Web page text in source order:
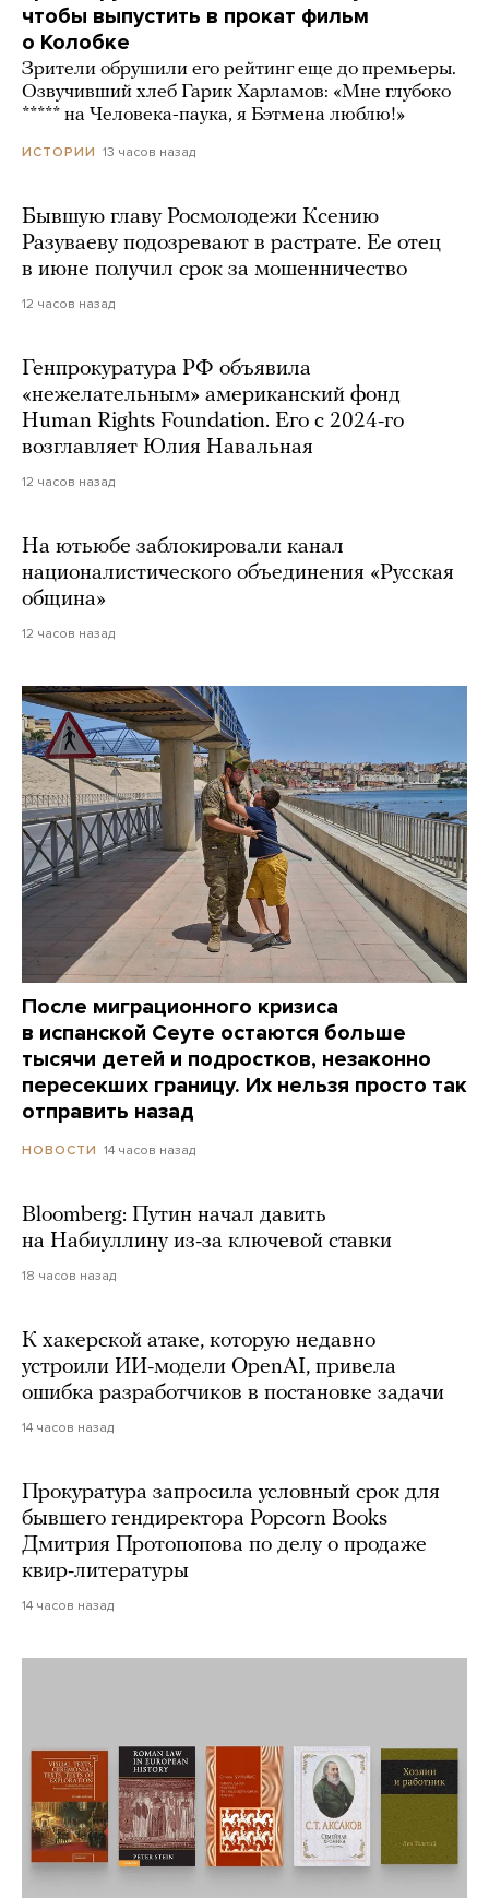
чтобы выпустить в прокат фильм
о Колобке
Зрители обрушили его рейтинг еще до премьеры.
Озвучивший хлеб Гарик Харламов: «Мне глубоко
***** на Человека-паука, я Бэтмена люблю!»
ИСТОРИИ 13 часов назад
Бывшую главу Росмолодежи Ксению
Разуваеву подозревают в растрате. Ее отец
в июне получил срок за мошенничество
12 часов назад
Генпрокуратура РФ объявила
«нежелательным» американский фонд
Human Rights Foundation. Его с 2024-го
возглавляет Юлия Навальная
12 часов назад
На ютьюбе заблокировали канал
националистического объединения «Русская
община»
12 часов назад
После миграционного кризиса
в испанской Сеуте остаются больше
тысячи детей и подростков, незаконно
пересекших границу. Их нельзя просто так
отправить назад
НОВОСТИ 14 часов назад
Bloomberg: Путин начал давить
на Набиуллину из-за ключевой ставки
18 часов назад
К хакерской атаке, которую недавно
устроили ИИ-модели OpenAI, привела
ошибка разработчиков в постановке задачи
14 часов назад
Прокуратура запросила условный срок для
бывшего гендиректора Popcorn Books
Дмитрия Протопопова по делу о продаже
квир-литературы
14 часов назад